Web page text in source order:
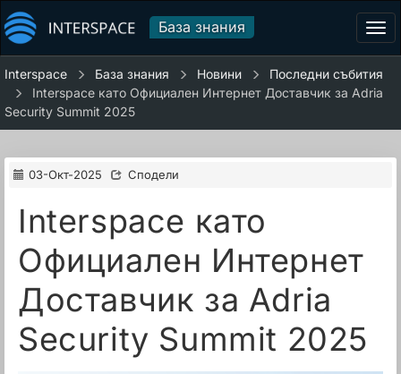
База знания
Interspace База знания Новини
Последни събития
Interspace като Официален Интернет Доставчик за Adria
Security Summit 2025
03-Окт-2025 Сподели
Interspace като
Официален Интернет
Доставчик за Adria
Security Summit 2025